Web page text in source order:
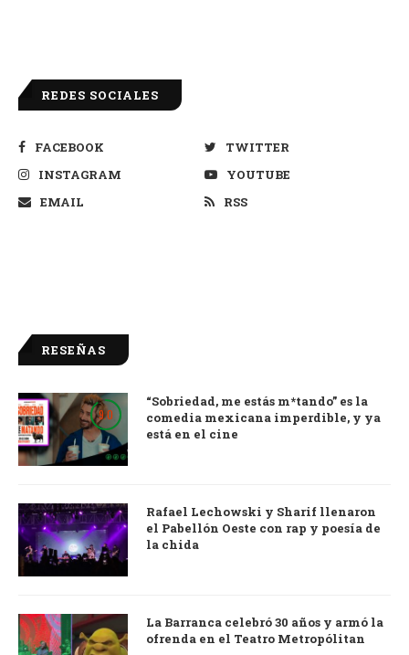
REDES SOCIALES
FACEBOOK
TWITTER
INSTAGRAM
YOUTUBE
EMAIL
RSS
RESEÑAS
9.0
“Sobriedad, me estás m*tando” es la
comedia mexicana imperdible, y ya
está en el cine
Rafael Lechowski y Sharif llenaron
el Pabellón Oeste con rap y poesía de
la chida
La Barranca celebró 30 años y armó la
ofrenda en el Teatro Metropólitan